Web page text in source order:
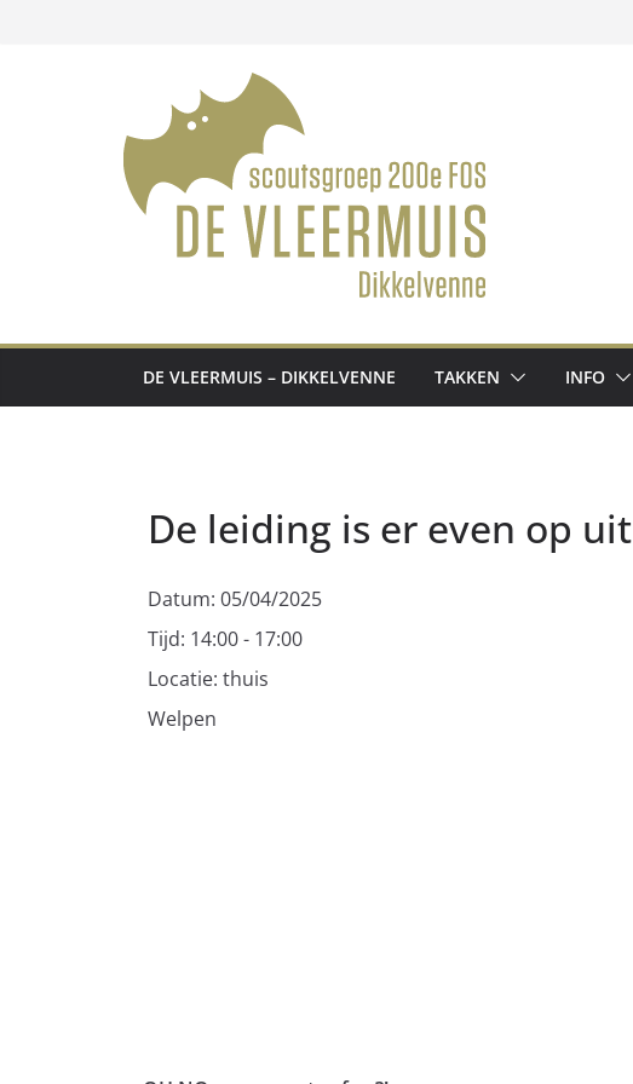
DE VLEERMUIS – DIKKELVENNE TAKKEN INFO
De leiding is er even op uit
Datum: 05/04/2025
Tijd: 14:00 - 17:00
Locatie: thuis
Welpen